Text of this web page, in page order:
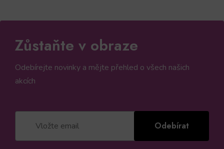
Zůstaňte v obraze
Odebírejte novinky a mějte přehled o všech našich
akcích
Odebírat